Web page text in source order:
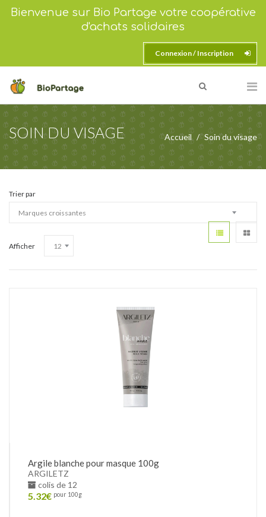
Bienvenue sur Bio Partage votre coopérative
d'achats solidaires
Connexion / Inscription
SOIN DU VISAGE Accueil Soin du visage
Trier par
Afficher
Argile blanche pour masque 100g
ARGILETZ
colis de 12
5.32€ pour 100g